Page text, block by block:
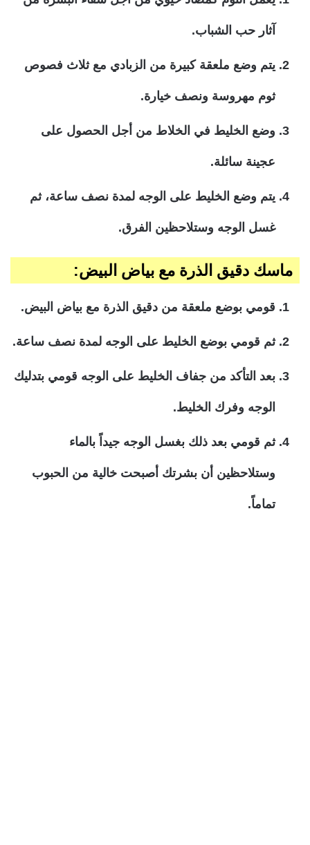
آثار حب الشباب.
يتم وضع ملعقة كبيرة من الزبادي مع ثلاث فصوص
ثوم مهروسة ونصف خيارة.
وضع الخليط في الخلاط من أجل الحصول على
عجينة سائلة.
يتم وضع الخليط على الوجه لمدة نصف ساعة، ثم
غسل الوجه وستلاحظين الفرق.
ماسك دقيق الذرة مع بياض البيض:
قومي بوضع ملعقة من دقيق الذرة مع بياض البيض.
ثم قومي بوضع الخليط على الوجه لمدة نصف ساعة.
بعد التأكد من جفاف الخليط على الوجه قومي بتدليك
الوجه وفرك الخليط.
ثم قومي بعد ذلك بغسل الوجه جيداً بالماء
وستلاحظين أن بشرتك أصبحت خالية من الحبوب
تماماً.